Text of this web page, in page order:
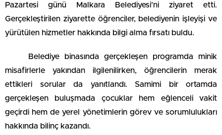
Pazartesi günü Malkara Belediyesi’ni ziyaret etti.
Gerçekleştirilen ziyarette öğrenciler, belediyenin işleyişi ve
yürütülen hizmetler hakkında bilgi alma fırsatı buldu.
Belediye binasında gerçekleşen programda minik
misafirlerle yakından ilgilenilirken, öğrencilerin merak
ettikleri sorular da yanıtlandı. Samimi bir ortamda
gerçekleşen buluşmada çocuklar hem eğlenceli vakit
geçirdi hem de yerel yönetimlerin görev ve sorumlulukları
hakkında bilinç kazandı.